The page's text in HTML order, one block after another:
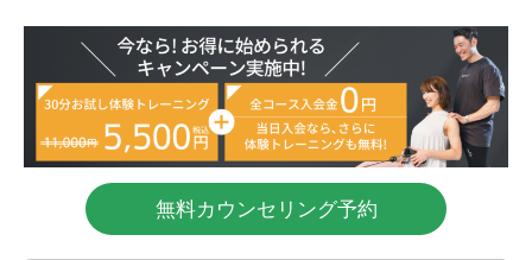
無料カウンセリング予約